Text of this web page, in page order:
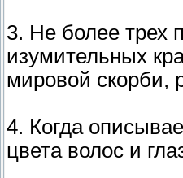
3. Не более трех
изумительных
мировой скорби,
4. Когда
цвета волос и